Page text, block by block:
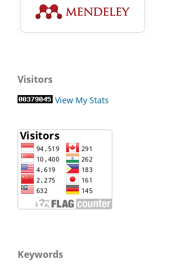
Visitors
View My Stats
Keywords